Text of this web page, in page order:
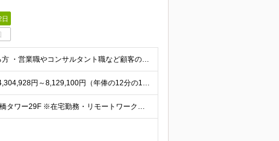
■社会人経験が3年以上あり、下記いずれかに該当する方 ・営業職やコンサルタント職など顧客の成果にコミットした経験のある方 ・企画職（経営企画、事業企画、事業開発、マーケ・商品企画、営業企画など）の経験
＜予定年収＞600万円～1,500万円 年額（基本給）：4,304,928円～8,129,100円（年俸の12分の1を支給） ※固定残業手当/月：141,256円～572,575円（固定残業時間50
＜本社勤務＞ 東京都中央区日本橋2丁目7−1 東京日本橋タワー29F ※在宅勤務・リモートワーク：相談可（週2日リモート・在宅） 変更の範囲：会社の定める事業所（リモートワーク含む）